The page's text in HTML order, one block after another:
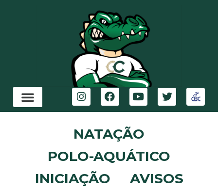
NATAÇÃO
POLO-AQUÁTICO
INICIAÇÃO
AVISOS